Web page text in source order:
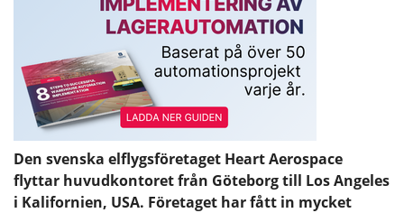
Den svenska elflygsföretaget Heart Aerospace
flyttar huvudkontoret från Göteborg till Los Angeles
i Kalifornien, USA. Företaget har fått in mycket